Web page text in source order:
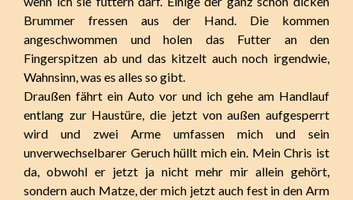
Brummer fressen aus der Hand. Die kommen
angeschwommen und holen das Futter an den
Fingerspitzen ab und das kitzelt auch noch irgendwie,
Wahnsinn, was es alles so gibt.
Draußen fährt ein Auto vor und ich gehe am Handlauf
entlang zur Haustüre, die jetzt von außen aufgesperrt
wird und zwei Arme umfassen mich und sein
unverwechselbarer Geruch hüllt mich ein. Mein Chris ist
da, obwohl er jetzt ja nicht mehr mir allein gehört,
sondern auch Matze, der mich jetzt auch fest in den Arm